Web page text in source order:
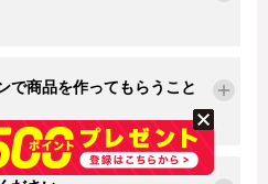
で商品を作ってもらうこと